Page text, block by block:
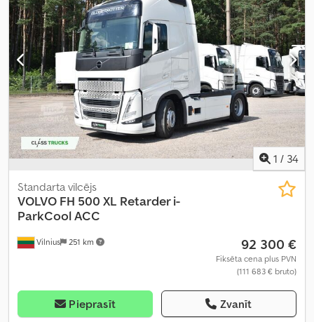
stūres pastiprinātājs,
1 / 34
Vilnius 251 km
Standarta vilcējs
VOLVO FH 500 XL Retarder i-
ParkCool ACC
92 300 €
Fiksēta cena plus PVN
(111 683 € bruto)
Pieprasīt Zvanīt